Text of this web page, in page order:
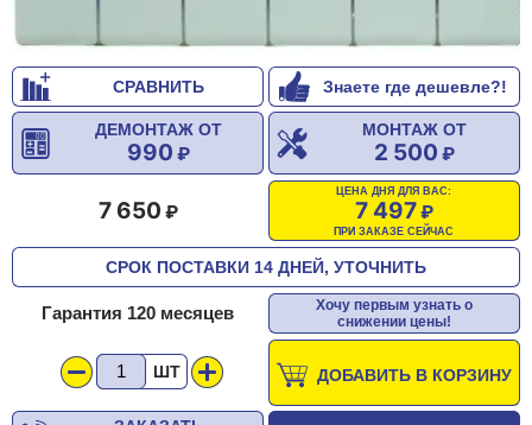
СРАВНИТЬ Знаете где дешевле?!
МОНТАЖ ОТ
2 500
ДЕМОНТАЖ ОТ
990
ЦЕНА ДНЯ ДЛЯ ВАС:
7 497
ПРИ ЗАКАЗЕ СЕЙЧАС
7 650
СРОК ПОСТАВКИ 14 ДНЕЙ, УТОЧНИТЬ
Гарантия 120 месяцев
Хочу первым узнать о
снижении цены!
ШТ ДОБАВИТЬ В КОРЗИНУ